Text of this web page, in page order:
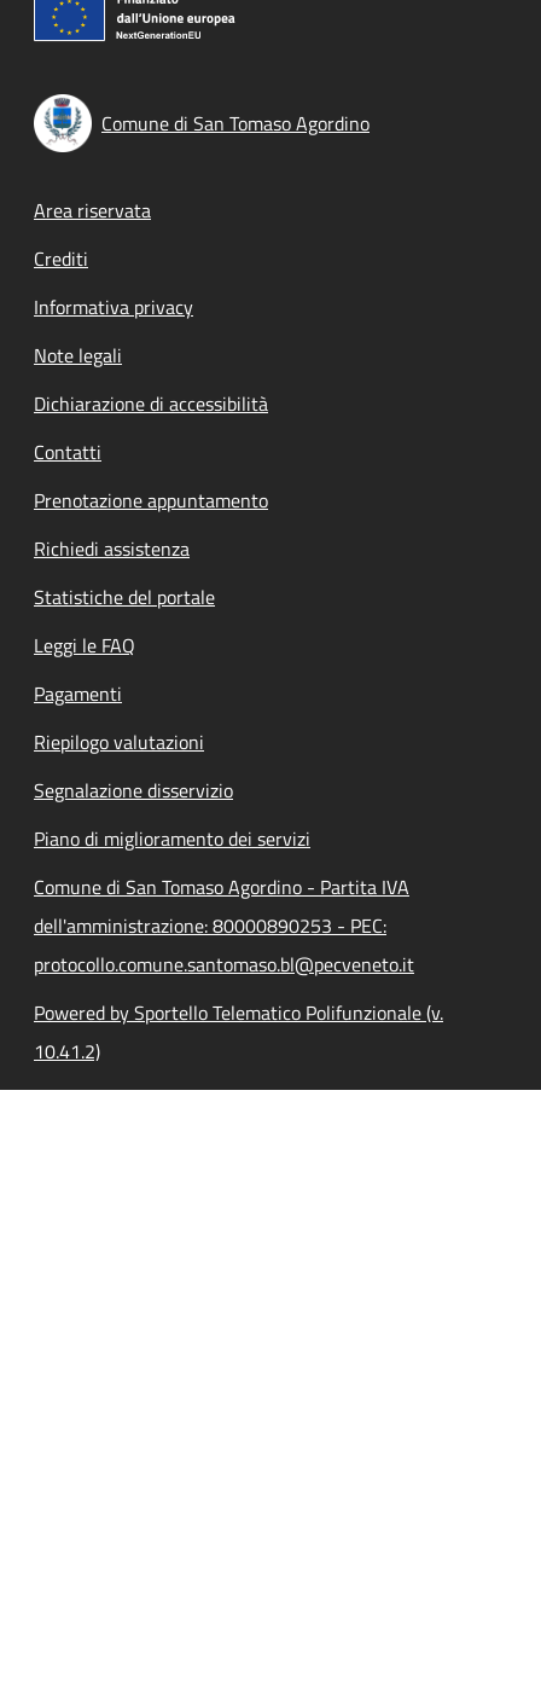
Comune di San Tomaso Agordino
Footer menu
Area riservata
Crediti
Informativa privacy
Note legali
Dichiarazione di accessibilità
Contatti
Prenotazione appuntamento
Richiedi assistenza
Statistiche del portale
Leggi le FAQ
Pagamenti
Riepilogo valutazioni
Segnalazione disservizio
Piano di miglioramento dei servizi
Comune di San Tomaso Agordino - Partita IVA
dell'amministrazione: 80000890253 - PEC:
protocollo.comune.santomaso.bl@pecveneto.it
Powered by Sportello Telematico Polifunzionale (v.
10.41.2)